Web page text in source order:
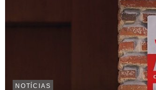
NOTÍCIAS